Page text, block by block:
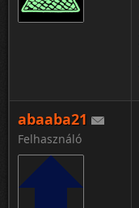
abaaba21
Felhasználó